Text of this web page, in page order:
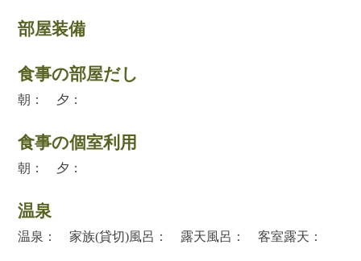
部屋装備
食事の部屋だし
朝： 夕：
食事の個室利用
朝： 夕：
温泉
温泉： 家族(貸切)風呂： 露天風呂： 客室露天：